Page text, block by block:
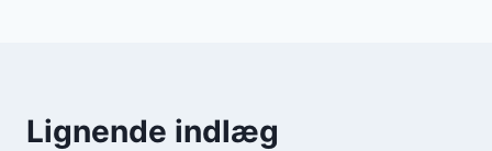
Lignende indlæg